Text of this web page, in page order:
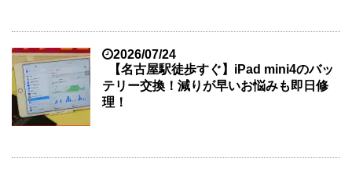
2026/07/24
【名古屋駅徒歩すぐ】iPad mini4のバッ
テリー交換！減りが早いお悩みも即日修
理！